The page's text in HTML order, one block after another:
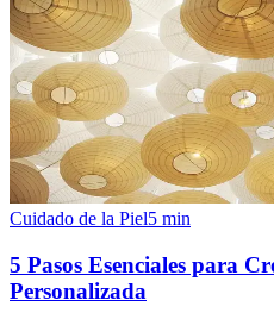
Cuidado de la Piel5 min
5 Pasos Esenciales para
Personalizada